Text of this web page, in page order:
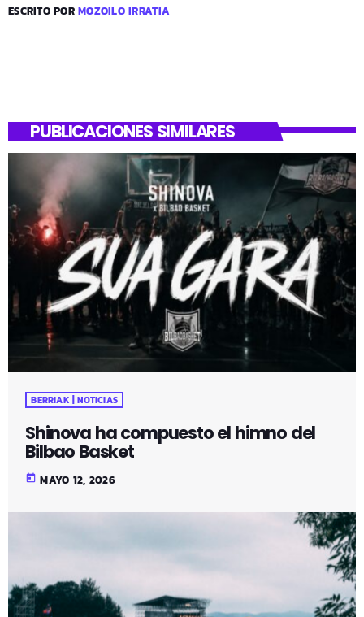
ESCRITO PORMOZOILO IRRATIA
PUBLICACIONES SIMILARES
BERRIAK | NOTICIAS
Shinova ha compuesto el himno del
Bilbao Basket
today MAYO 12, 2026